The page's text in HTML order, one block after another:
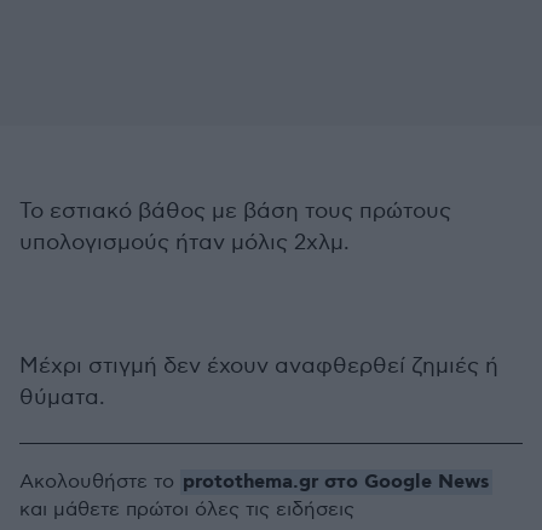
Το εστιακό βάθος με βάση τους πρώτους
υπολογισμούς ήταν μόλις 2χλμ.
Μέχρι στιγμή δεν έχουν αναφθερθεί ζημιές ή
θύματα.
Ακολουθήστε το protothema.gr στο Google News
και μάθετε πρώτοι όλες τις ειδήσεις